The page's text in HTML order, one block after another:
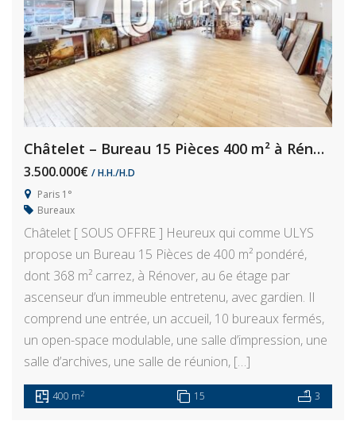
Châtelet – Bureau 15 Pièces 400 m² à Rénover
3.500.000€ / H.H./H.D
Paris 1°
Bureaux
Châtelet [ SOUS OFFRE ] Heureux qui comme ULYS
propose un Bureau 15 Pièces de 400 m² pondéré,
dont 368 m² carrez, à Rénover, au 6e étage par
ascenseur d’un immeuble entretenu, avec gardien. Il
comprend une entrée, un accueil, 10 bureaux fermés,
un open-space modulable, une salle d’impression, une
salle d’archives, une salle de réunion, […]
400 m2 15 3